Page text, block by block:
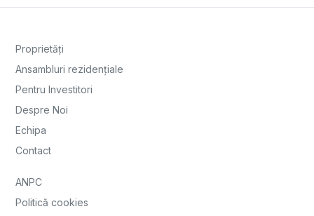
Proprietăți
Ansambluri rezidențiale
Pentru Investitori
Despre Noi
Echipa
Contact
ANPC
Politică cookies